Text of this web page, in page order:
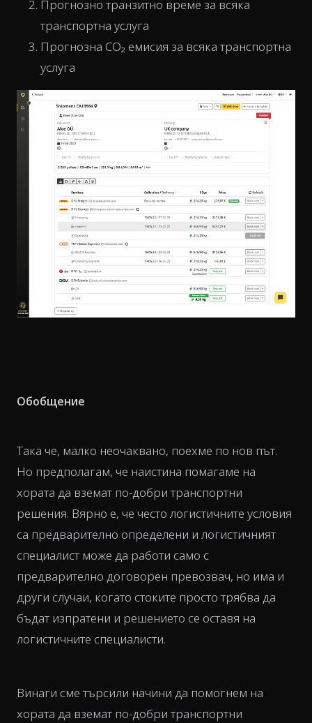
Прогнозно транзитно време за всяка
транспортна услуга
Прогнозна CO₂ емисия за всяка транспортна
услуга
Обобщение
Така че, малко неочаквано, поехме по нов път.
Но предполагам, че наистина помагаме на
хората да вземат по-добри транспортни
решения. Вярно е, че често логистичните условия
са предварително определени и логистичният
специалист може да работи само с
предварително договорен превозвач, но има и
други случаи, когато стоките просто трябва да
бъдат изпратени и решението се оставя на
логистичните специалисти.
Винаги сме търсили начини да помогнем на
хората да вземат по-добри транспортни